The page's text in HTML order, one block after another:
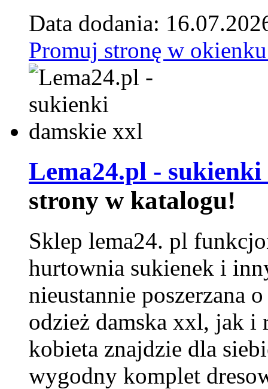
Data dodania:
Promuj stronę w
Lema24.pl -
strony w katalogu!
Sklep lema24. pl
hurtownia sukienek i
nieustannie poszerzana
odzież damska xxl, jak i
kobieta znajdzie dla
wygodny komplet